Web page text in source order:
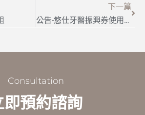
下一篇
公告-悠仕牙醫振興券使用辦法
Consultation
即預約諮詢